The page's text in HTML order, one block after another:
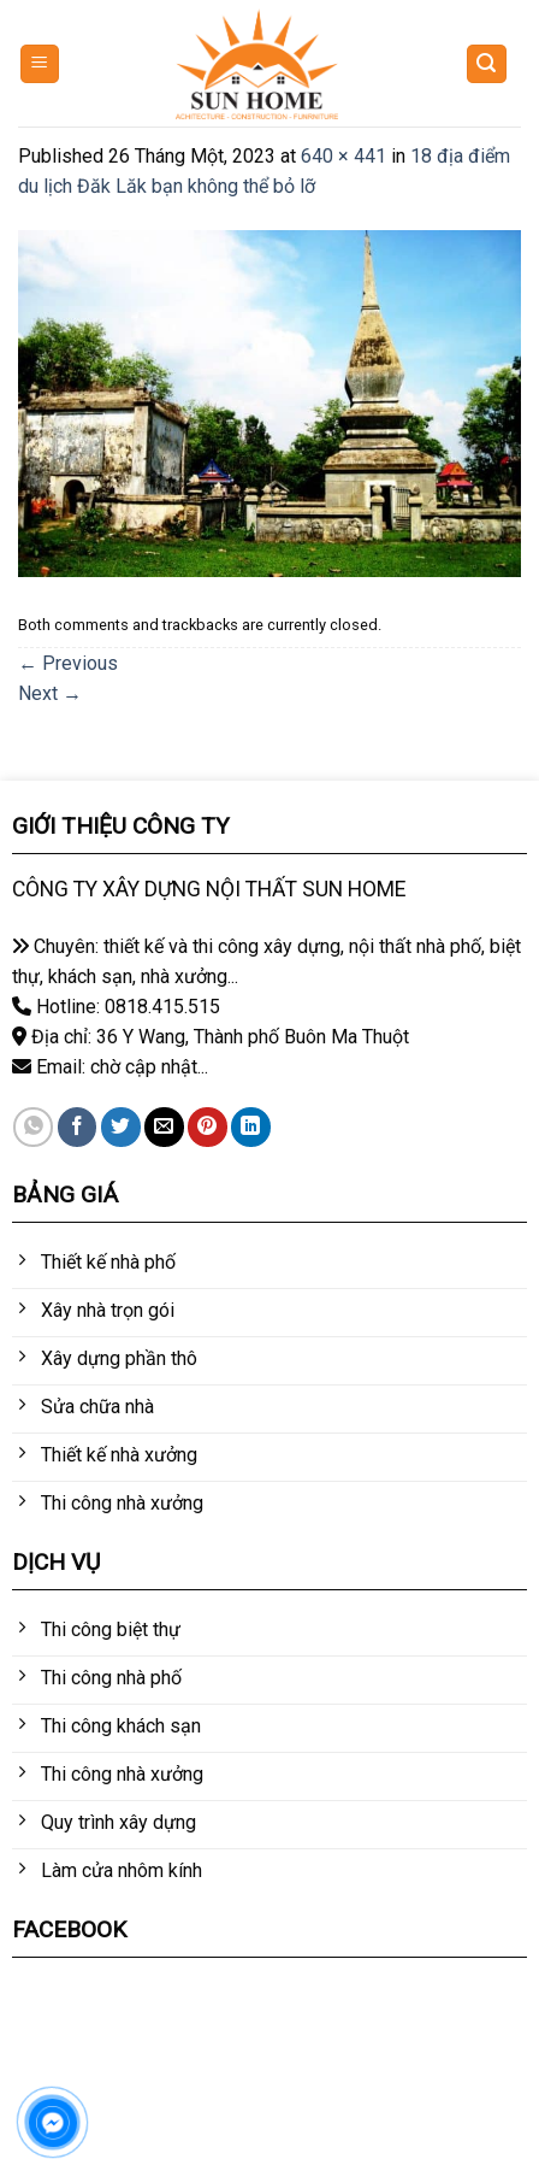
content
Published 26 Tháng Một, 2023 at 640 × 441 in 18 địa điểm
du lịch Đăk Lăk bạn không thể bỏ lỡ
Both comments and trackbacks are currently closed.
← Previous
Next →
GIỚI THIỆU CÔNG TY
CÔNG TY XÂY DỰNG NỘI THẤT SUN HOME
Chuyên: thiết kế và thi công xây dựng, nội thất nhà phố, biệt
thự, khách sạn, nhà xưởng...
Hotline: 0818.415.515
Địa chỉ: 36 Y Wang, Thành phố Buôn Ma Thuột
Email: chờ cập nhật...
BẢNG GIÁ
Thiết kế nhà phố
Xây nhà trọn gói
Xây dựng phần thô
Sửa chữa nhà
Thiết kế nhà xưởng
Thi công nhà xưởng
DỊCH VỤ
Thi công biệt thự
Thi công nhà phố
Thi công khách sạn
Thi công nhà xưởng
Quy trình xây dựng
Làm cửa nhôm kính
FACEBOOK